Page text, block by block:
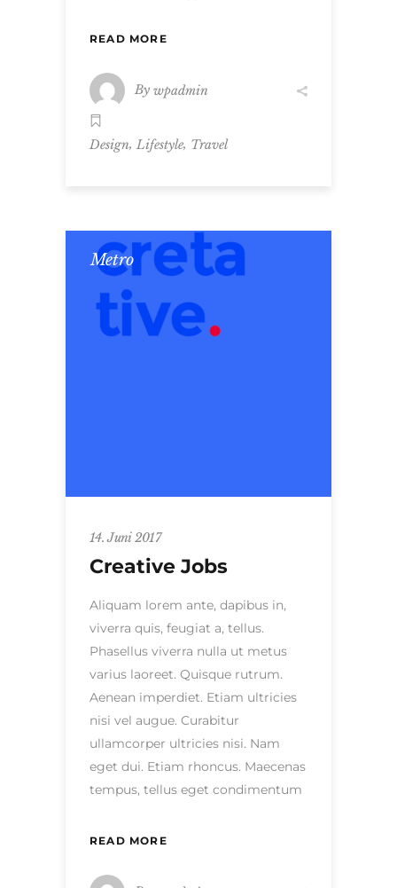
READ MORE
By wpadmin
Design, Lifestyle, Travel
Metro
14. Juni 2017
Creative Jobs
Aliquam lorem ante, dapibus in,
viverra quis, feugiat a, tellus.
Phasellus viverra nulla ut metus
varius laoreet. Quisque rutrum.
Aenean imperdiet. Etiam ultricies
nisi vel augue. Curabitur
ullamcorper ultricies nisi. Nam
eget dui. Etiam rhoncus. Maecenas
tempus, tellus eget condimentum
READ MORE